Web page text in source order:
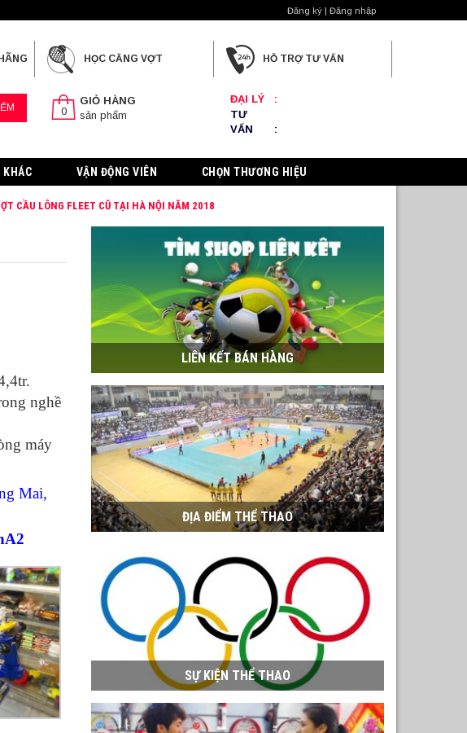
Đăng ký | Đăng nhập
HỌC CĂNG VỢT HỖ TRỢ TƯ VẤN
0
GIỎ HÀNG
sản phẩm
ĐẠI LÝ
:
TƯ
VẤN
:
KHÁC VẬN ĐỘNG VIÊN CHỌN THƯƠNG HIỆU
CẦU LÔNG FLEET CŨ TẠI HÀ NỘI NĂM 2018
nghề
máy
Mai,
LIÊN KẾT BÁN HÀNG
ĐỊA ĐIỂM THỂ THAO
SỰ KIỆN THỂ THAO